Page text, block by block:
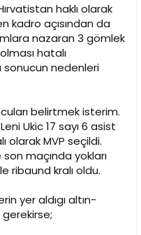
haklı olarak
kadro açısından da
nazaran 3 gömlek
hatalı
sonucun nedenleri
belirtmek isterim.
Ukic 17 sayı 6 asist
olarak MVP seçildi.
maçında yokları
ribaund kralı oldu.
yer aldıgı altın-